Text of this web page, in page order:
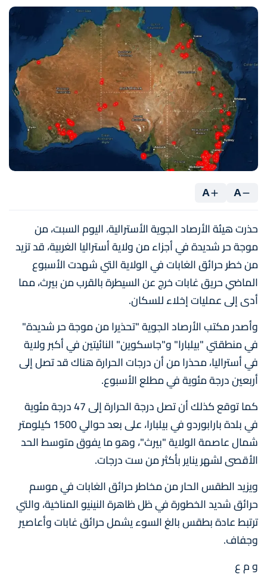
A
A
حذرت هيئة الأرصاد الجوية الأسترالية، اليوم السبت، من
موجة حر شديدة في أجزاء من ولاية أستراليا الغربية، قد تزيد
من خطر حرائق الغابات في الولاية التي شهدت الأسبوع
الماضي حريق غابات خرج عن السيطرة بالقرب من بيرث، مما
أدى إلى عمليات إخلاء للسكان.
وأصدر مكتب الأرصاد الجوية "تحذيرا من موجة حر شديدة"
في منطقتي "بيلبارا" و"جاسكوين" النائيتين في أكبر ولاية
في أستراليا، محذرا من أن درجات الحرارة هناك قد تصل إلى
أربعين درجة مئوية في مطلع الأسبوع.
كما توقع كذلك أن تصل درجة الحرارة إلى 47 درجة مئوية
في بلدة بارابوردو في بيلبارا، على بعد حوالي 1500 كيلومتر
شمال عاصمة الولاية "بيرث"، وهو ما يفوق متوسط ​​الحد
الأقصى لشهر يناير بأكثر من ست درجات.
ويزيد الطقس الحار من مخاطر حرائق الغابات في موسم
حرائق شديد الخطورة في ظل ظاهرة النينيو المناخية، والتي
ترتبط عادة بطقس بالغ السوء يشمل حرائق غابات وأعاصير
وجفاف.
و م ع